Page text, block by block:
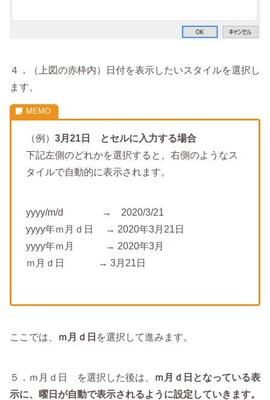
４．（上図の赤枠内）日付を表示したいスタイルを選択し
ます。
（例） 3月21日 とセルに入力する場合
下記左側のどれかを選択すると、右側のようなス
タイルで自動的に表示されます。
yyyy/m/d → 2020/3/21
yyyy年ｍ月ｄ日 → 2020年3月21日
yyyy年ｍ月 → 2020年3月
ｍ月ｄ日 → 3月21日
ここでは、 ｍ月ｄ日 を選択して進みます。
５．ｍ月ｄ日 を選択した後は、
ｍ月ｄ日となっている表
示に、曜日が自動で表示されるように設定していきます。